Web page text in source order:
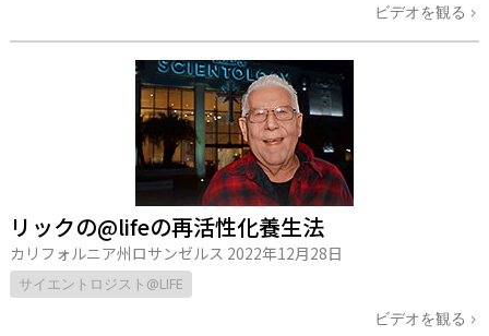
ビデオを観る
リックの@lifeの再活性化養生法
カリフォルニア州ロサンゼルス 2022年12月28日
サイエントロジスト@LIFE
ビデオを観る